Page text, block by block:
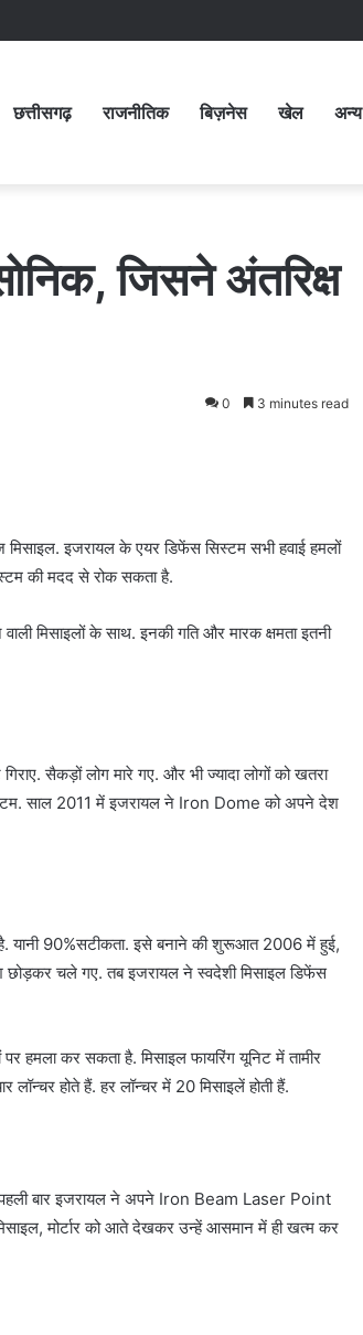
छत्तीसगढ़ राजनीतिक बिज़नेस खेल अन्य
जिसने अंतरिक्ष
0 3 minutes read
इजरायल के एयर डिफेंस सिस्टम सभी हवाई हमलों
की मदद से रोक सकता है.
मिसाइलों के साथ. इनकी गति और मारक क्षमता इतनी
सैकड़ों लोग मारे गए. और भी ज्यादा लोगों को खतरा
साल 2011 में इजरायल ने Iron Dome को अपने देश
यानी 90%सटीकता. इसे बनाने की शुरूआत 2006 में हुई,
छोड़कर चले गए. तब इजरायल ने स्वदेशी मिसाइल डिफेंस
हमला कर सकता है. मिसाइल फायरिंग यूनिट में तामीर
होते हैं. हर लॉन्चर में 20 मिसाइलें होती हैं.
बार इजरायल ने अपने Iron Beam Laser Point
मोर्टार को आते देखकर उन्हें आसमान में ही खत्म कर